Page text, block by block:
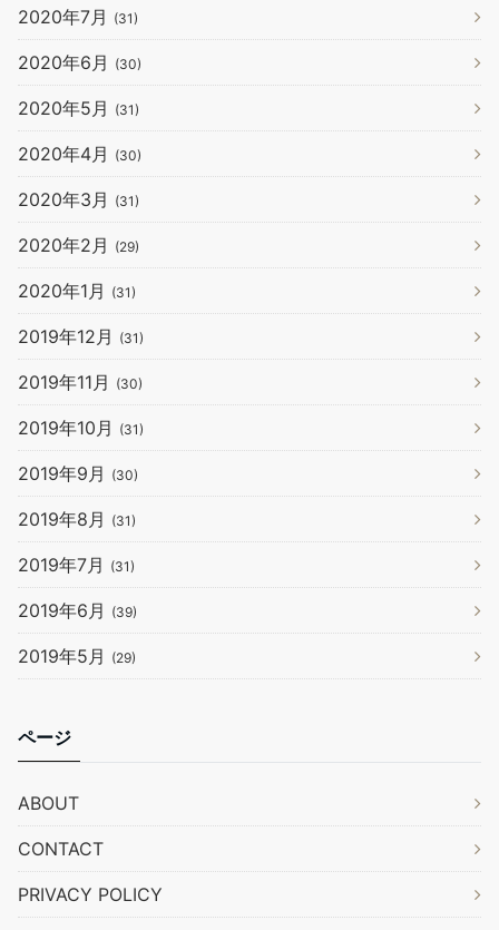
2020年7月 (31)
2020年6月 (30)
2020年5月 (31)
2020年4月 (30)
2020年3月 (31)
2020年2月 (29)
2020年1月 (31)
2019年12月 (31)
2019年11月 (30)
2019年10月 (31)
2019年9月 (30)
2019年8月 (31)
2019年7月 (31)
2019年6月 (39)
2019年5月 (29)
ページ
ABOUT
CONTACT
PRIVACY POLICY